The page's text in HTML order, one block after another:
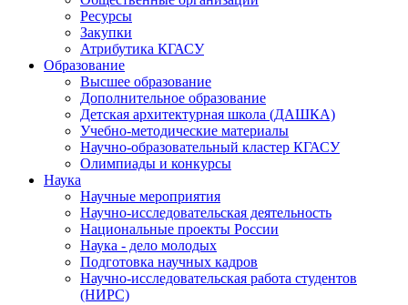
Ресурсы
Закупки
Атрибутика КГАСУ
Образование
Высшее образование
Дополнительное образование
Детская архитектурная школа (ДАШКА)
Учебно-методические материалы
Научно-образовательный кластер КГАСУ
Олимпиады и конкурсы
Наука
Научные мероприятия
Научно-исследовательская деятельность
Национальные проекты России
Наука - дело молодых
Подготовка научных кадров
Научно-исследовательская работа студентов
(НИРС)